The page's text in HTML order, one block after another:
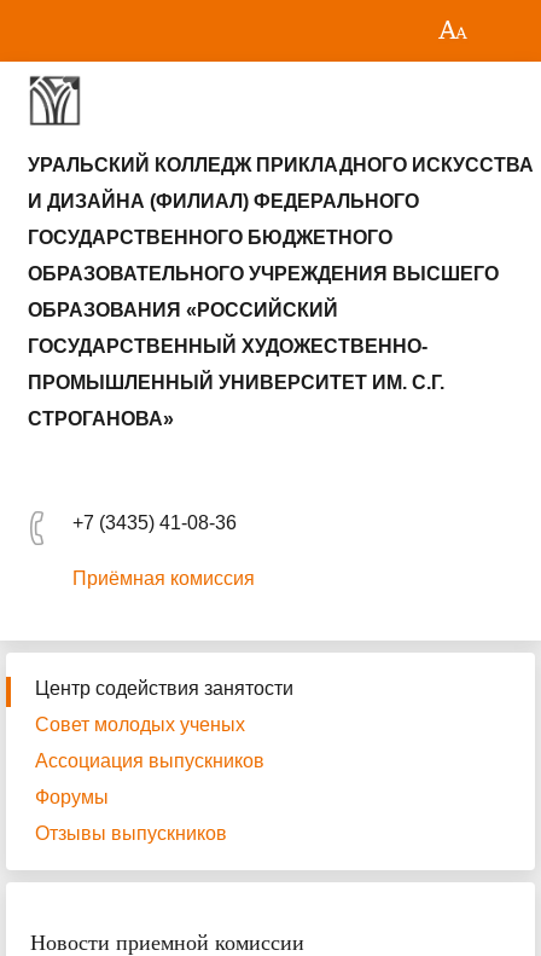
УРАЛЬСКИЙ КОЛЛЕДЖ ПРИКЛАДНОГО ИСКУССТВА
И ДИЗАЙНА (ФИЛИАЛ) ФЕДЕРАЛЬНОГО
ГОСУДАРСТВЕННОГО БЮДЖЕТНОГО
ОБРАЗОВАТЕЛЬНОГО УЧРЕЖДЕНИЯ ВЫСШЕГО
ОБРАЗОВАНИЯ «РОССИЙСКИЙ
ГОСУДАРСТВЕННЫЙ ХУДОЖЕСТВЕННО-
ПРОМЫШЛЕННЫЙ УНИВЕРСИТЕТ ИМ. С.Г.
СТРОГАНОВА»
+7 (3435) 41-08-36
Приёмная комиссия
Центр содействия занятости
Совет молодых ученых
Ассоциация выпускников
Форумы
Отзывы выпускников
Новости приемной комиссии